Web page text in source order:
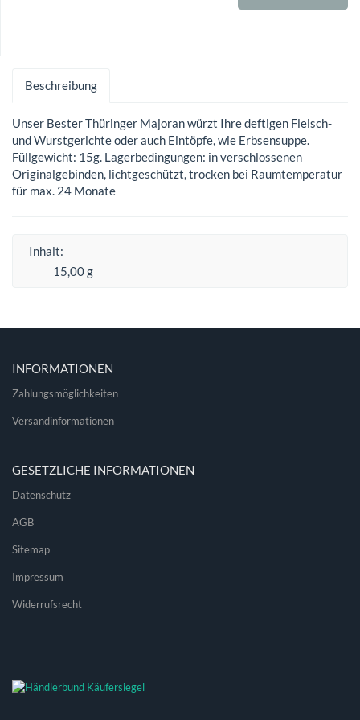
Beschreibung
Unser Bester Thüringer Majoran würzt Ihre deftigen Fleisch-
und Wurstgerichte oder auch Eintöpfe, wie Erbsensuppe.
Füllgewicht: 15g. Lagerbedingungen: in verschlossenen
Originalgebinden, lichtgeschützt, trocken bei Raumtemperatur
für max. 24 Monate
Inhalt:
15,00 g
INFORMATIONEN
Zahlungsmöglichkeiten
Versandinformationen
GESETZLICHE INFORMATIONEN
Datenschutz
AGB
Sitemap
Impressum
Widerrufsrecht